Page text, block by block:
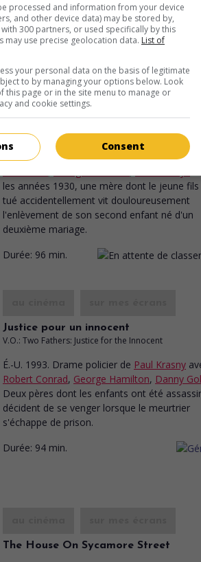
de Oley Sassone avec George Hamilton,
.
au cinéma sur mes écrans
Danielle Steel: Disparu
V.O.: Danielle Steel's Vanished
É.-U. 1995. Mélodramede George Kaczender
les années 1930, une mère dont le jeune
tué accidentellement vit douloureusement
l'enlèvement de son second enfant né d'un
deuxième mariage.
Durée: 96 min.
Justice pour un innocent
V.O.: Two Fathers: Justice for the Innocent
É.-U. 1993. Drame policier de Paul Krasny
Robert Conrad, George Hamilton, Danny
Deux pères dont les enfants ont été
décident de se venger lorsque le meurtrier
s'échappe de prison.
Durée: 94 min.
The House On Sycamore Street
processed and information from your device
and other device data) may be stored by,
300 partners, or used specifically by this
may use precise geolocation data. List of
your personal data on the basis of legitimate
to by managing your options below. Look
this page or in the site menu to manage or
and cookie settings.
Consent